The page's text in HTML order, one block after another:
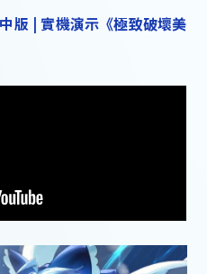
版 | 實機演示《極致破壞美